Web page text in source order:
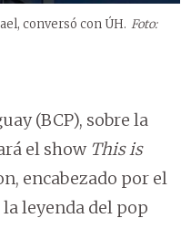
conversó con ÚH. Foto:
(BCP), sobre la
el show This is
encabezado por el
leyenda del pop